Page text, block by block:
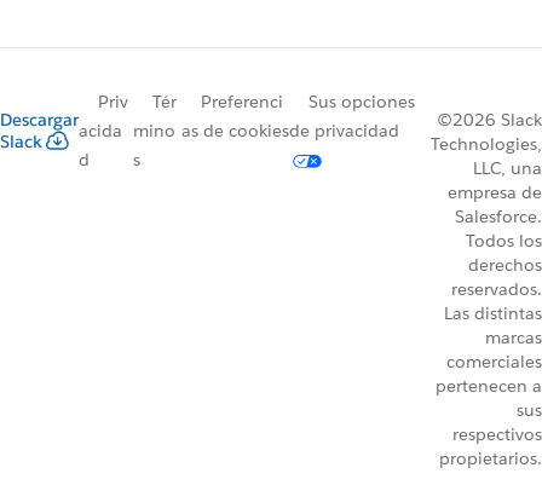
Descargar
Slack
Priv
acida
d
Tér
mino
s
Preferenci
as de cookies
Sus opciones
de privacidad
©2026 Slack
Technologies,
LLC, una
empresa de
Salesforce.
Todos los
derechos
reservados.
Las distintas
marcas
comerciales
pertenecen a
sus
respectivos
propietarios.